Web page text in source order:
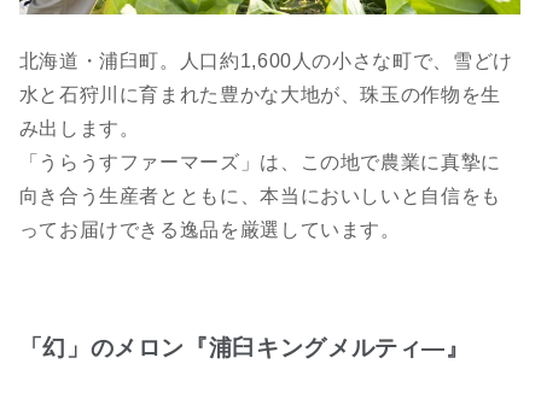
北海道・浦臼町。人口約1,600人の小さな町で、雪どけ
水と石狩川に育まれた豊かな大地が、珠玉の作物を生
み出します。
「うらうすファーマーズ」は、この地で農業に真摯に
向き合う生産者とともに、本当においしいと自信をも
ってお届けできる逸品を厳選しています。
「幻」のメロン『浦臼キングメルティ―』